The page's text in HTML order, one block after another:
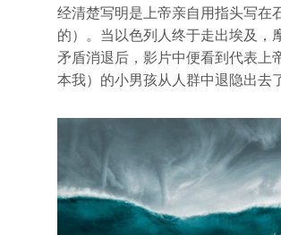
经清楚写明是上帝亲自用指头写在
的）。当以色列人终于走出埃及，
矛盾消退后，影片中便看到代表上
本我）的小男孩从人群中退隐出去